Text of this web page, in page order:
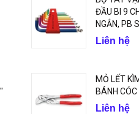
ĐẦU BI 9
NGẮN, PB
Liên hệ
MỎ LẾT
BÁNH CÓC
Liên hệ